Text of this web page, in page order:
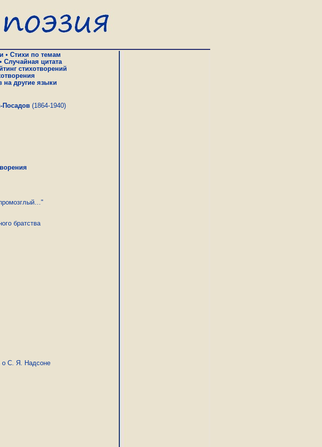
• Стихи по темам
Случайная цитата
стихотворений
на другие языки
Посадов (1864-1940)
братства
о С. Я. Надсоне